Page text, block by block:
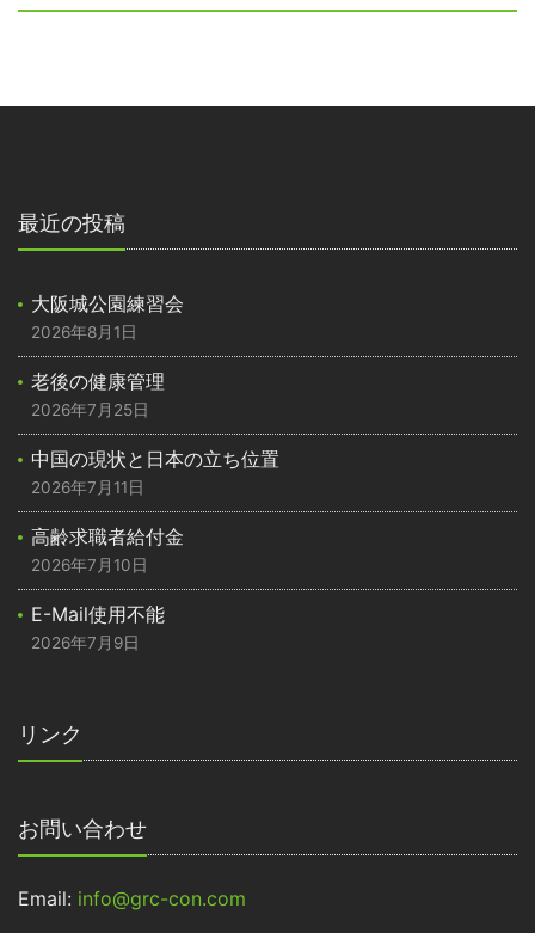
最近の投稿
大阪城公園練習会
2026年8月1日
老後の健康管理
2026年7月25日
中国の現状と日本の立ち位置
2026年7月11日
高齢求職者給付金
2026年7月10日
E-Mail使用不能
2026年7月9日
リンク
お問い合わせ
Email: info@grc-con.com